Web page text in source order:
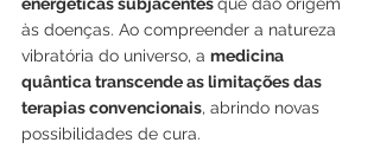
às doenças. Ao compreender a natureza
vibratória do universo, a medicina
quântica transcende as limitações das
terapias convencionais, abrindo novas
possibilidades de cura.